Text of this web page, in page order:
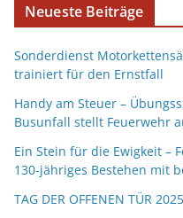
Neueste Beiträge
Sonderdienst
trainiert für den Ernstfall
Handy am Steuer –
Busunfall stellt Feuerwehr
Ein Stein für die Ewigkeit –
130-jähriges Bestehen mit
TAG DER OFFENEN TÜR 2025